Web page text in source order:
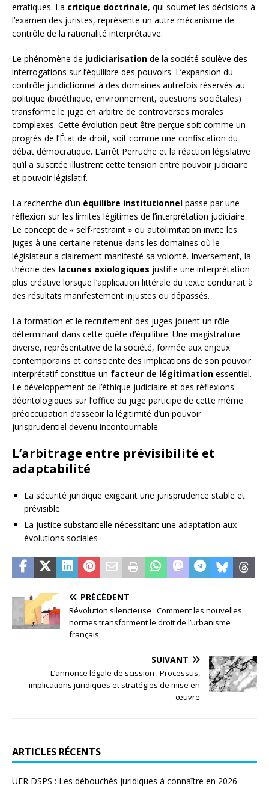
erratiques. La critique doctrinale, qui soumet les décisions à
l’examen des juristes, représente un autre mécanisme de
contrôle de la rationalité interprétative.
Le phénomène de judiciarisation de la société soulève des
interrogations sur l’équilibre des pouvoirs. L’expansion du
contrôle juridictionnel à des domaines autrefois réservés au
politique (bioéthique, environnement, questions sociétales)
transforme le juge en arbitre de controverses morales
complexes. Cette évolution peut être perçue soit comme un
progrès de l’État de droit, soit comme une confiscation du
débat démocratique. L’arrêt Perruche et la réaction législative
qu’il a suscitée illustrent cette tension entre pouvoir judiciaire
et pouvoir législatif.
La recherche d’un équilibre institutionnel passe par une
réflexion sur les limites légitimes de l’interprétation judiciaire.
Le concept de « self-restraint » ou autolimitation invite les
juges à une certaine retenue dans les domaines où le
législateur a clairement manifesté sa volonté. Inversement, la
théorie des lacunes axiologiques justifie une interprétation
plus créative lorsque l’application littérale du texte conduirait à
des résultats manifestement injustes ou dépassés.
La formation et le recrutement des juges jouent un rôle
déterminant dans cette quête d’équilibre. Une magistrature
diverse, représentative de la société, formée aux enjeux
contemporains et consciente des implications de son pouvoir
interprétatif constitue un facteur de légitimation essentiel.
Le développement de l’éthique judiciaire et des réflexions
déontologiques sur l’office du juge participe de cette même
préoccupation d’asseoir la légitimité d’un pouvoir
jurisprudentiel devenu incontournable.
L’arbitrage entre prévisibilité et
adaptabilité
La sécurité juridique exigeant une jurisprudence stable et
prévisible
La justice substantielle nécessitant une adaptation aux
évolutions sociales
PRÉCÉDENT
Révolution silencieuse : Comment les nouvelles
normes transforment le droit de l’urbanisme
français
SUIVANT
L’annonce légale de scission : Processus,
implications juridiques et stratégies de mise en
œuvre
ARTICLES RÉCENTS
UFR DSPS : Les débouchés juridiques à connaître en 2026